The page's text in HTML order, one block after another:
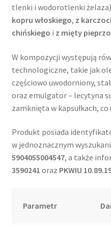
tlenki i wodorotlenki
kopru włoskiego, z
chińskiego i z mięty
W kompozycji występują
technologiczne, takie jak
częściowo uwodorniony,
oraz emulgator – lecytyna
zamknięta w kapsułkach,
Produkt posiada
w jednoznacznym
5904055004547, a także
3590241 oraz PKWIU
Parametr